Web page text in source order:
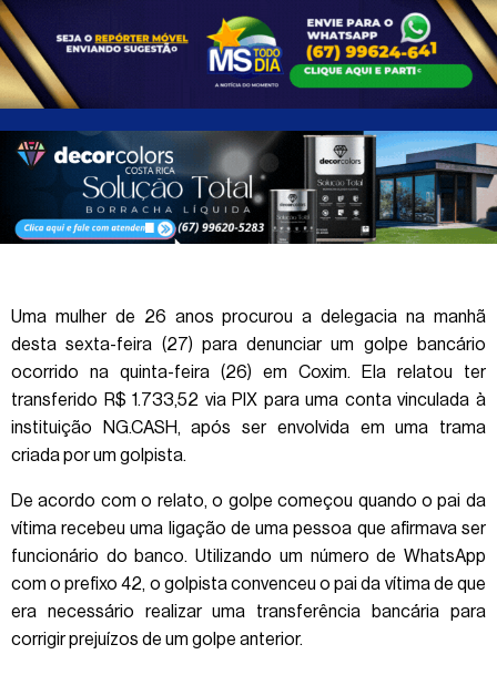
Uma mulher de 26 anos procurou a delegacia na manhã
desta sexta-feira (27) para denunciar um golpe bancário
ocorrido na quinta-feira (26) em Coxim. Ela relatou ter
transferido R$ 1.733,52 via PIX para uma conta vinculada à
instituição NG.CASH, após ser envolvida em uma trama
criada por um golpista.
De acordo com o relato, o golpe começou quando o pai da
vítima recebeu uma ligação de uma pessoa que afirmava ser
funcionário do banco. Utilizando um número de WhatsApp
com o prefixo 42, o golpista convenceu o pai da vítima de que
era necessário realizar uma transferência bancária para
corrigir prejuízos de um golpe anterior.